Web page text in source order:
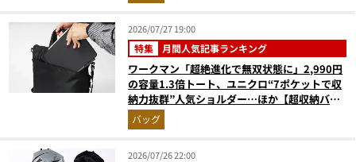
2026/07/27 19:00
特集 月間人気記事ランキング
ワークマン「超絶進化で無双状態に」2,990円
の容量1.3倍トート、ユニクロ“7ポケットで収
納力抜群”人気ショルダー…ほか【超収納バッ
グの人気記事ランキングベスト3】（2026年6
月版）
バッグ
2026/07/26 22:00